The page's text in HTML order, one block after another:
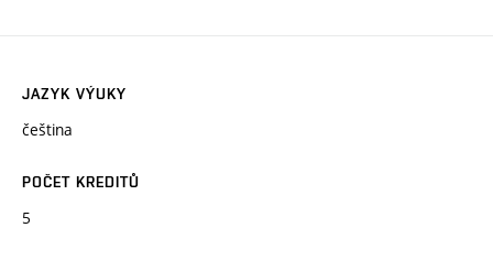
JAZYK VÝUKY
čeština
POČET KREDITŮ
5